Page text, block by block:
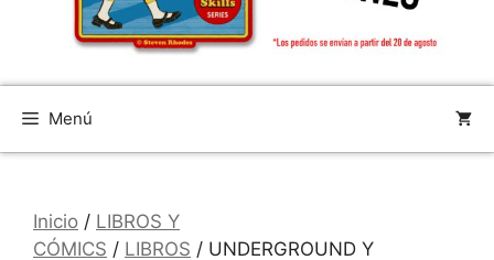
Menú
Inicio / LIBROS Y
CÓMICS / LIBROS / UNDERGROUND Y